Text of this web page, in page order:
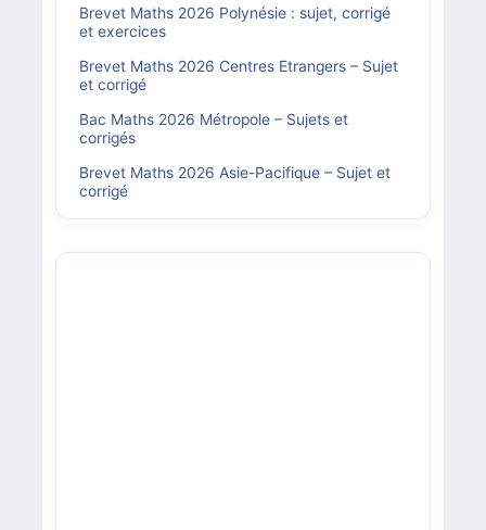
Brevet Maths 2026 Polynésie : sujet, corrigé
et exercices
Brevet Maths 2026 Centres Etrangers – Sujet
et corrigé
Bac Maths 2026 Métropole – Sujets et
corrigés
Brevet Maths 2026 Asie-Pacifique – Sujet et
corrigé